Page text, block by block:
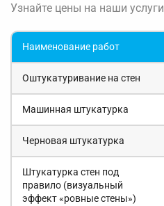
Узнайте цены на наши услуги
Наименование работ
Оштукатуривание на стен
Машинная штукатурка
Черновая штукатурка
Штукатурка стен под
правило (визуальный
эффект «ровные стены»)